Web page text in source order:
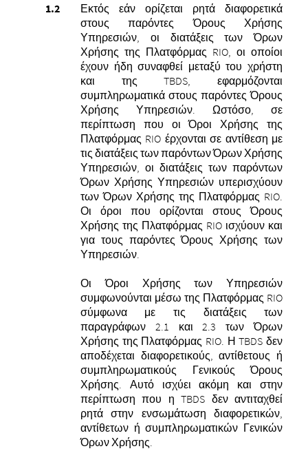
Εκτός εάν ορίζεται ρητά διαφορετικά
στους παρόντες Όρους Χρήσης
Υπηρεσιών, οι διατάξεις των Όρων
Χρήσης της Πλατφόρμας RIO, οι οποίοι
έχουν ήδη συναφθεί μεταξύ του χρήστη
και της TBDS, εφαρμόζονται
συμπληρωματικά στους παρόντες Όρους
Χρήσης Υπηρεσιών. Ωστόσο, σε
περίπτωση που οι Όροι Χρήσης της
Πλατφόρμας RIO έρχονται σε αντίθεση με
τις διατάξεις των παρόντων Όρων Χρήσης
Υπηρεσιών, οι διατάξεις των παρόντων
Όρων Χρήσης Υπηρεσιών υπερισχύουν
των Όρων Χρήσης της Πλατφόρμας RIO.
Οι όροι που ορίζονται στους Όρους
Χρήσης της Πλατφόρμας RIO ισχύουν και
για τους παρόντες Όρους Χρήσης των
Υπηρεσιών.
Οι Όροι Χρήσης των Υπηρεσιών
συμφωνούνται μέσω της Πλατφόρμας RIO
σύμφωνα με τις διατάξεις των
παραγράφων 2.1 και 2.3 των Όρων
Χρήσης της Πλατφόρμας RIO. Η TBDS δεν
αποδέχεται διαφορετικούς, αντίθετους ή
συμπληρωματικούς Γενικούς Όρους
Χρήσης. Αυτό ισχύει ακόμη και στην
περίπτωση που η TBDS δεν αντιταχθεί
ρητά στην ενσωμάτωση διαφορετικών,
αντίθετων ή συμπληρωματικών Γενικών
Όρων Χρήσης.